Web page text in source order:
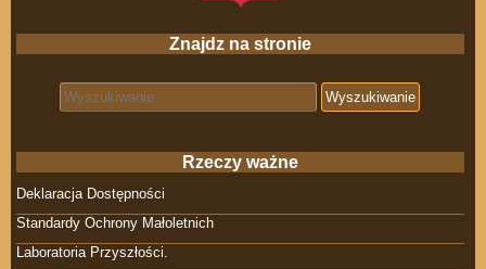
Znajdz na stronie
Search for:
Rzeczy ważne
Deklaracja Dostępności
Standardy Ochrony Małoletnich
Laboratoria Przyszłości.